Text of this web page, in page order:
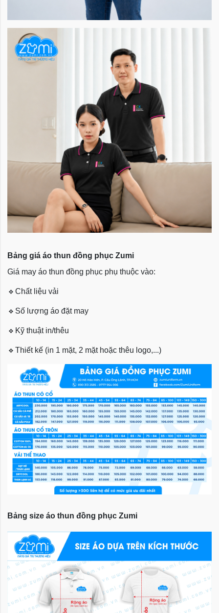
Bảng giá áo thun đồng phục Zumi
Giá may áo thun đồng phục phụ thuộc vào:
🔹 Chất liệu vải
🔹 Số lượng áo đặt may
🔹 Kỹ thuật in/thêu
🔹 Thiết kế (in 1 mặt, 2 mặt hoặc thêu logo,...)
Bảng size áo thun đồng phục Zumi